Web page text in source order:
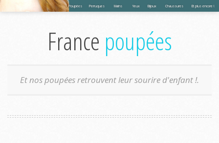
Poupées Perruques Mains Yeux Bijoux Chaussures Et plus encore !
France poupées
Et nos poupées retrouvent leur sourire d'enfant !.